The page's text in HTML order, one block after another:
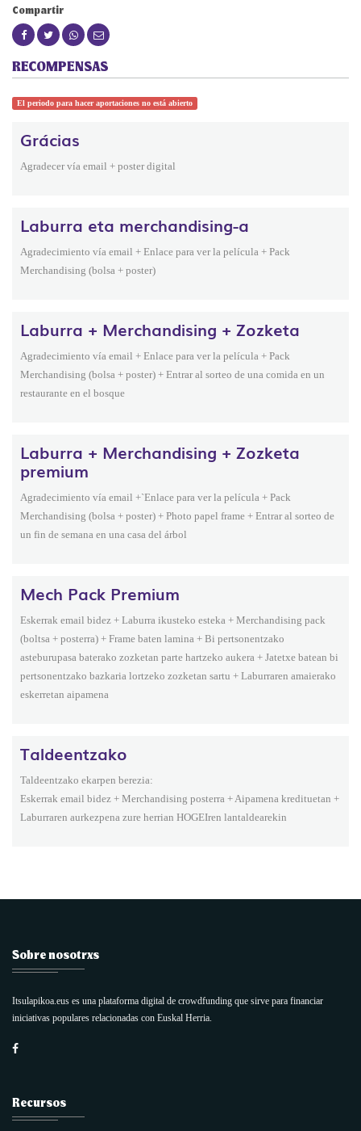
Compartir
RECOMPENSAS
El periodo para hacer aportaciones no está abierto
Grácias
Agradecer vía email + poster digital
Laburra eta merchandising-a
Agradecimiento vía email + Enlace para ver la película + Pack
Merchandising (bolsa + poster)
Laburra + Merchandising + Zozketa
Agradecimiento vía email + Enlace para ver la película + Pack
Merchandising (bolsa + poster) + Entrar al sorteo de una comida en un
restaurante en el bosque
Laburra + Merchandising + Zozketa
premium
Agradecimiento vía email +`Enlace para ver la película + Pack
Merchandising (bolsa + poster) + Photo papel frame + Entrar al sorteo de
un fin de semana en una casa del árbol
Mech Pack Premium
Eskerrak email bidez + Laburra ikusteko esteka + Merchandising pack
(boltsa + posterra) + Frame baten lamina + Bi pertsonentzako
asteburupasa baterako zozketan parte hartzeko aukera + Jatetxe batean bi
pertsonentzako bazkaria lortzeko zozketan sartu + Laburraren amaierako
eskerretan aipamena
Taldeentzako
Taldeentzako ekarpen berezia:
Eskerrak email bidez + Merchandising posterra + Aipamena kredituetan +
Laburraren aurkezpena zure herrian HOGEIren lantaldearekin
Sobre nosotrxs
Itsulapikoa.eus es una plataforma digital de crowdfunding que sirve para financiar
iniciativas populares relacionadas con Euskal Herria.
Recursos